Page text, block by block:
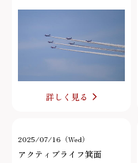
詳しく見る
2025/07/16（Wed）
アクティブライフ箕面